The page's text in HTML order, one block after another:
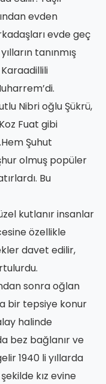
evden
evde geç
tanınmış
Karaadillili
Nibri oğlu Şükrü,
Fuat gibi
Şuhut
olmuş popüler
Bu
kutlanır insanlar
özellikle
davet edilir,
sonra oğlan
bir tepsiye konur
halinde
bez bağlanır ve
1940 li yıllarda
kız evine